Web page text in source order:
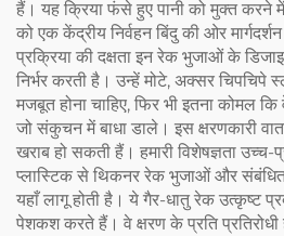
हैं। यह क्रिया फंसे हुए पानी को मुक्त करने
को एक केंद्रीय निर्वहन बिंदु की ओर
प्रक्रिया की दक्षता इन रेक भुजाओं के
निर्भर करती है। उन्हें मोटे, अक्सर चिपचिपे
मजबूत होना चाहिए, फिर भी इतना कोमल
जो संकुचन में बाधा डाले। इस क्षरणकारी
खराब हो सकती हैं। हमारी विशेषज्ञता उच्च-
प्लास्टिक से थिकनर रेक भुजाओं और संबंधित
यहाँ लागू होती है। ये गैर-धातु रेक उत्कृष्ट
पेशकश करते हैं। वे क्षरण के प्रति